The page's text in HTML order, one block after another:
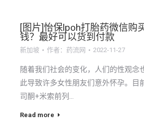
[图片]怡保lpoh打胎药微信购
钱？最好可以货到付款
新加坡 作者： 药流网 2022-11-27
随着我们社会的变化，人们的性观念
此导致许多女性朋友们意外怀孕。目
司酮+米索前列…
Read more